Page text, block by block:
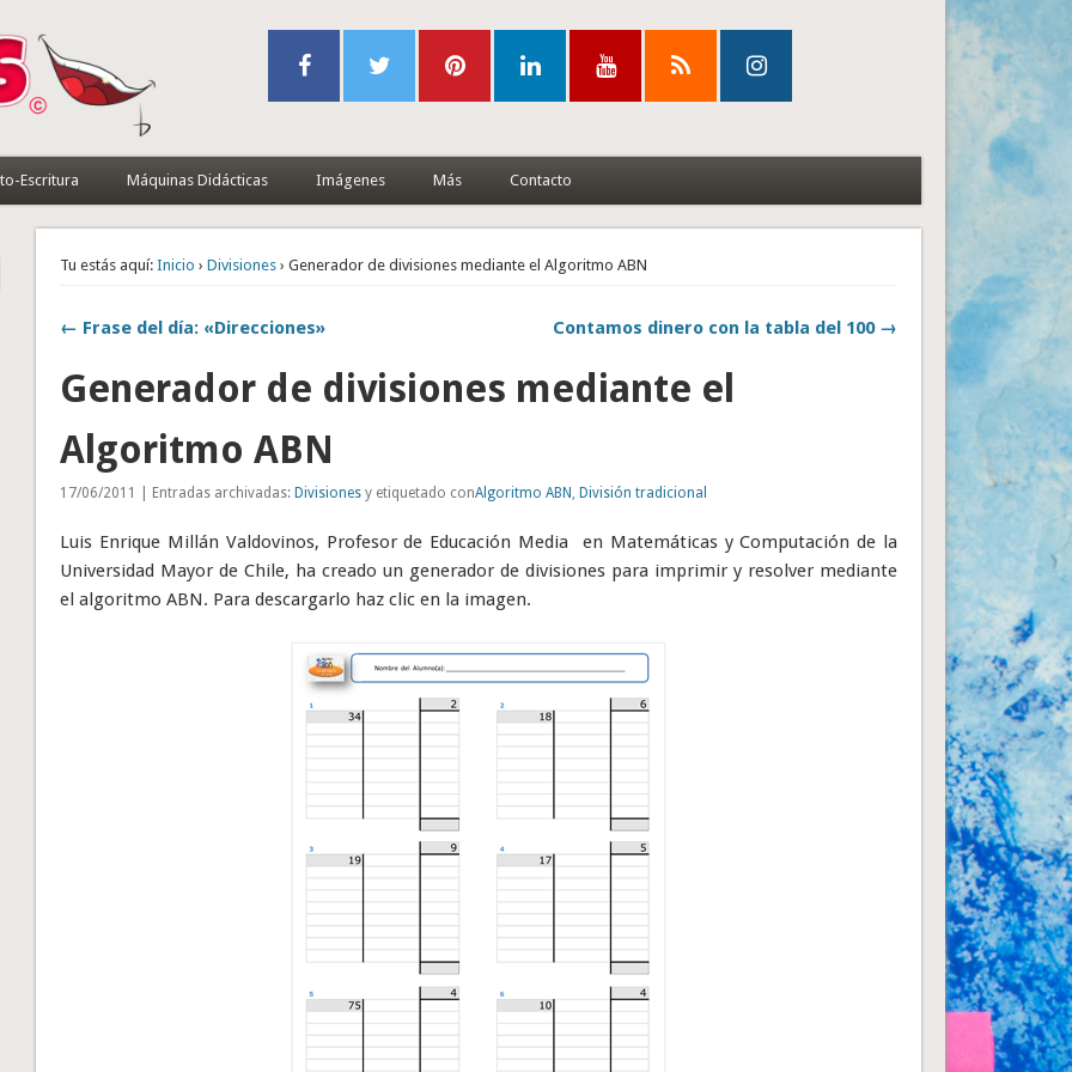
Escritura Máquinas Didácticas Imágenes Más Contacto
Tu estás aquí: Inicio ›Divisiones › Generador de divisiones mediante el Algoritmo ABN
← Frase del día: «Direcciones» Contamos dinero con la tabla del 100 →
Generador de divisiones mediante el
Algoritmo ABN
17/06/2011 | Entradas archivadas:Divisiones y etiquetado conAlgoritmo ABN,División tradicional
Luis Enrique Millán Valdovinos, Profesor de Educación Media en Matemáticas y Computación de la
Universidad Mayor de Chile, ha creado un generador de divisiones para imprimir y resolver mediante
el algoritmo ABN. Para descargarlo haz clic en la imagen.